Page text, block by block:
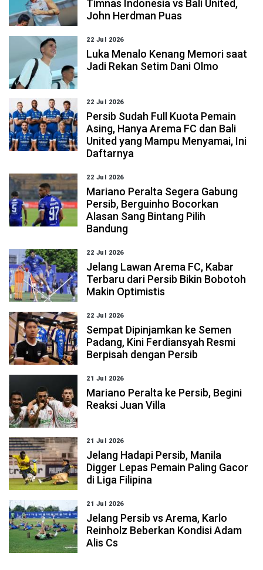
Timnas Indonesia vs Bali United,
John Herdman Puas
22 Jul 2026
Luka Menalo Kenang Memori saat
Jadi Rekan Setim Dani Olmo
22 Jul 2026
Persib Sudah Full Kuota Pemain
Asing, Hanya Arema FC dan Bali
United yang Mampu Menyamai, Ini
Daftarnya
22 Jul 2026
Mariano Peralta Segera Gabung
Persib, Berguinho Bocorkan
Alasan Sang Bintang Pilih
Bandung
22 Jul 2026
Jelang Lawan Arema FC, Kabar
Terbaru dari Persib Bikin Bobotoh
Makin Optimistis
22 Jul 2026
Sempat Dipinjamkan ke Semen
Padang, Kini Ferdiansyah Resmi
Berpisah dengan Persib
21 Jul 2026
Mariano Peralta ke Persib, Begini
Reaksi Juan Villa
21 Jul 2026
Jelang Hadapi Persib, Manila
Digger Lepas Pemain Paling Gacor
di Liga Filipina
21 Jul 2026
Jelang Persib vs Arema, Karlo
Reinholz Beberkan Kondisi Adam
Alis Cs